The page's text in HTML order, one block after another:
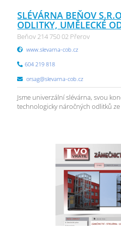
SLÉVÁRNA BEŇOV
ODLITKY, UMĚLECKÉ
Beňov 214 750 02 Přerov
www.slevarna-cob.cz
604 219 818
orsag@slevarna-cob.cz
Jsme univerzální slévárna, svou
technologicky náročných odlitků